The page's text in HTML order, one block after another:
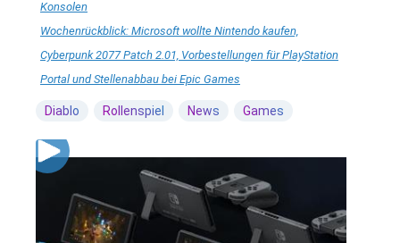
Konsolen
Wochenrückblick: Microsoft wollte Nintendo kaufen,
Cyberpunk 2077 Patch 2.01, Vorbestellungen für PlayStation
Portal und Stellenabbau bei Epic Games
Diablo Rollenspiel News Games